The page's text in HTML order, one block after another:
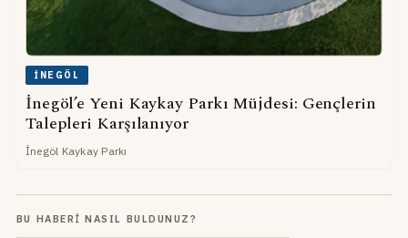
İNEGÖL
İnegöl’e Yeni Kaykay Parkı Müjdesi: Gençlerin
Talepleri Karşılanıyor
İnegöl Kaykay Parkı
BU HABERI NASIL BULDUNUZ?